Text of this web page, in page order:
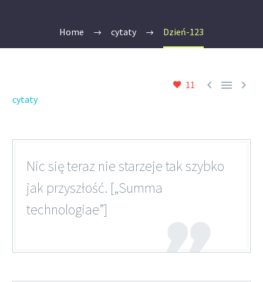
Home cytaty Dzień-123
11   
cytaty
Nic się teraz nie starzeje tak szybko
jak przyszłość. [„Summa
technologiae”]